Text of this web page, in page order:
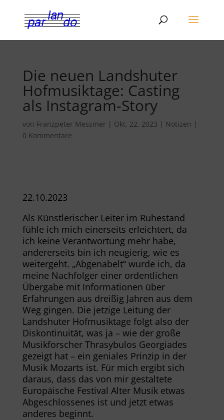
Die neuen Landshuter
Hofmusiktage: Casting
als Instagram-Story
von Franzpeter Messmer | Okt. 22, 2023 | Notizen |
0 Kommentare
22.10.2023
Als Künstlerischer Leiter im Ruhestand
fühle ich mich einerseits erleichtert, da
ich keine Verantwortung mehr habe,
andererseits bin ich neugierig, wie es
weitergeht. „Abgenabelt“ wurde ich, da
meine Nachfolger einer ordentlichen
Übergabe mit Informationen über
Erfahrungen aus dreißig Jahren aus dem
Weg gingen. Die jetzige Leitung der
Landshuter Hofmusiktage folgt also der
Diskontinuität, was ja – wie der große
Musikforscher Thrasybulos Georgiades
gezeigt hat – ein geniales Prinzip in der
Musik Mozarts ist. Für mich ergibt sich
daraus, dass das von mir gestaltete
Europäische Festival Alter Musik etwas
Abgeschlossenes ist und jetzt etwas
anderes beginnt.